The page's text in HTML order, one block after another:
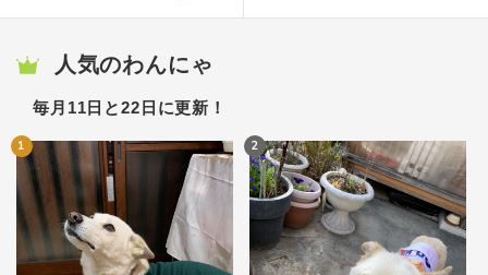
人気のわんにゃ
毎月11日と22日に更新！
1 2